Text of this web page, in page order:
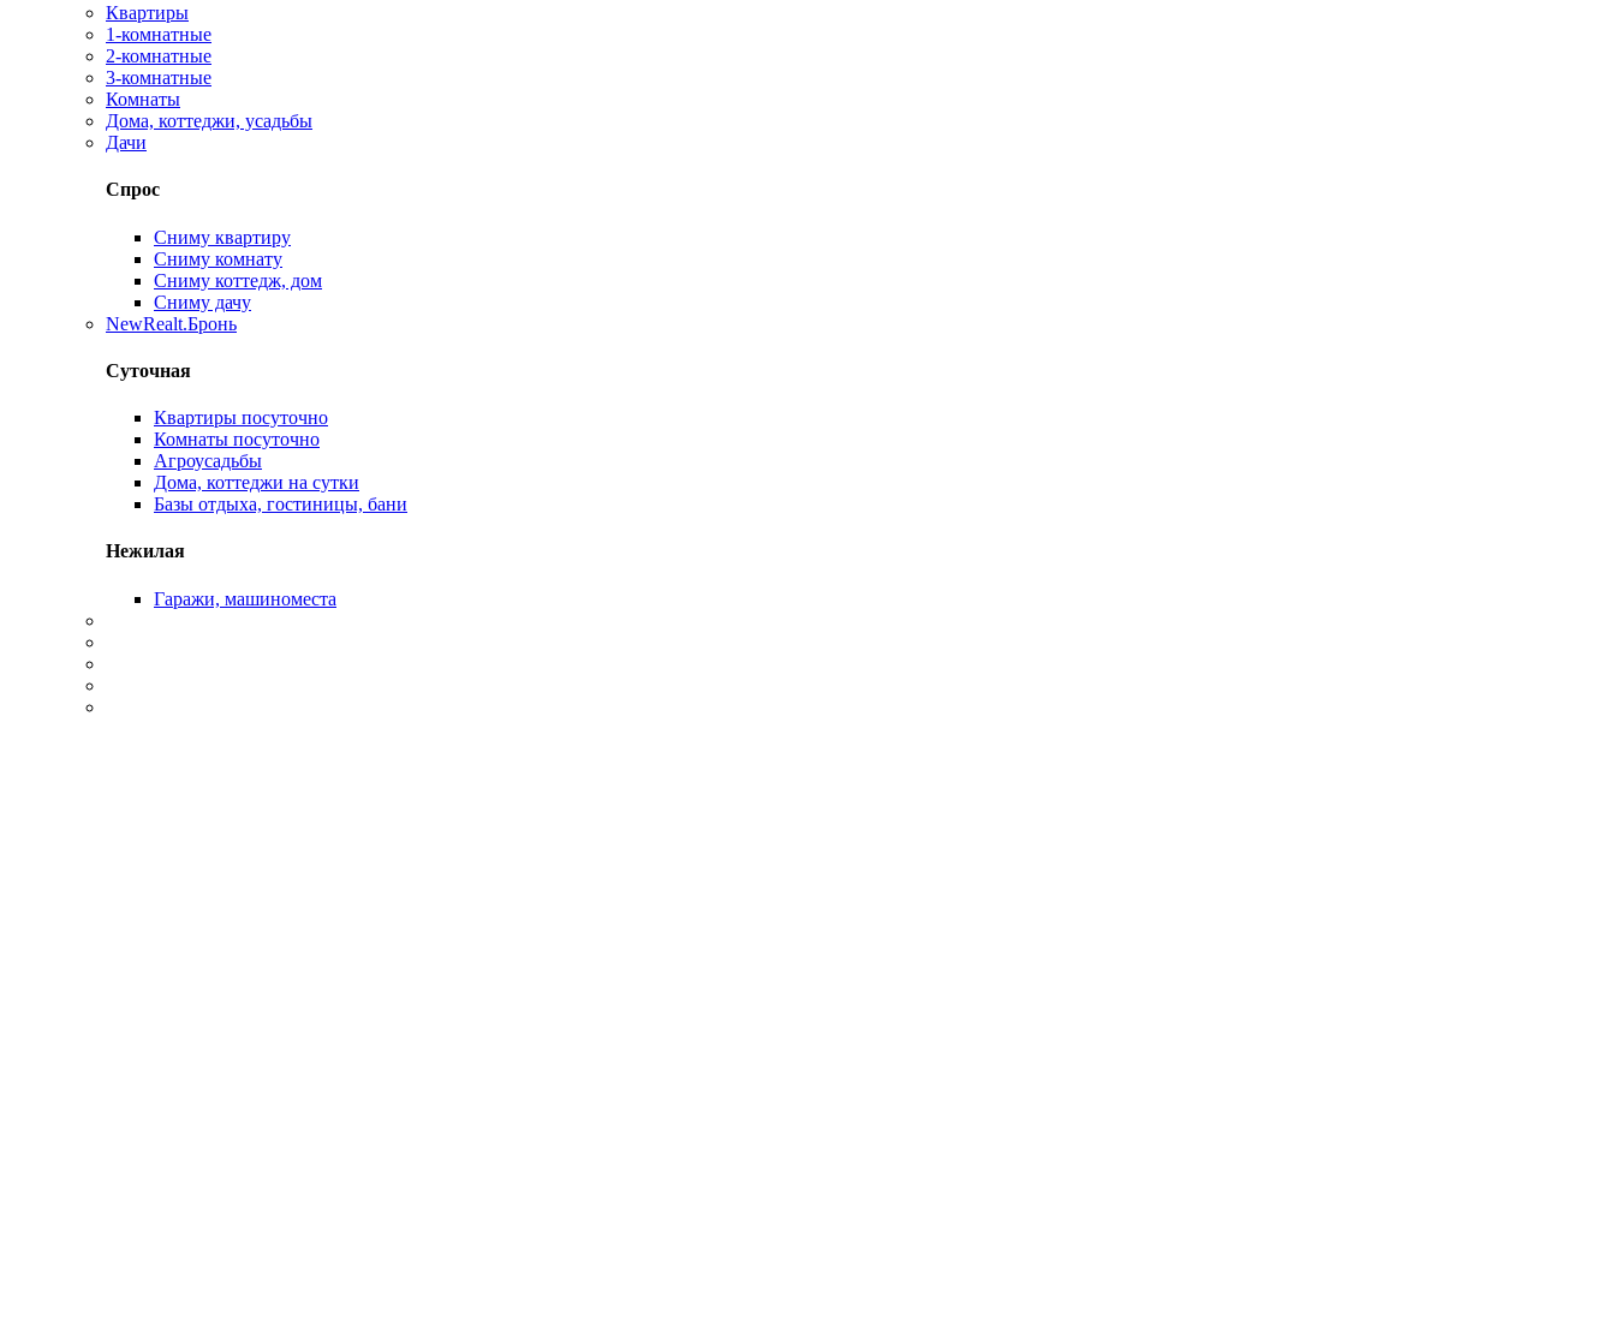
Квартиры
1-комнатные
2-комнатные
3-комнатные
Комнаты
Дома, коттеджи, усадьбы
Дачи
Спрос
Сниму квартиру
Сниму комнату
Сниму коттедж, дом
Сниму дачу
NewRealt.Бронь
Суточная
Квартиры посуточно
Комнаты посуточно
Агроусадьбы
Дома, коттеджи на сутки
Базы отдыха, гостиницы, бани
Нежилая
Гаражи, машиноместа